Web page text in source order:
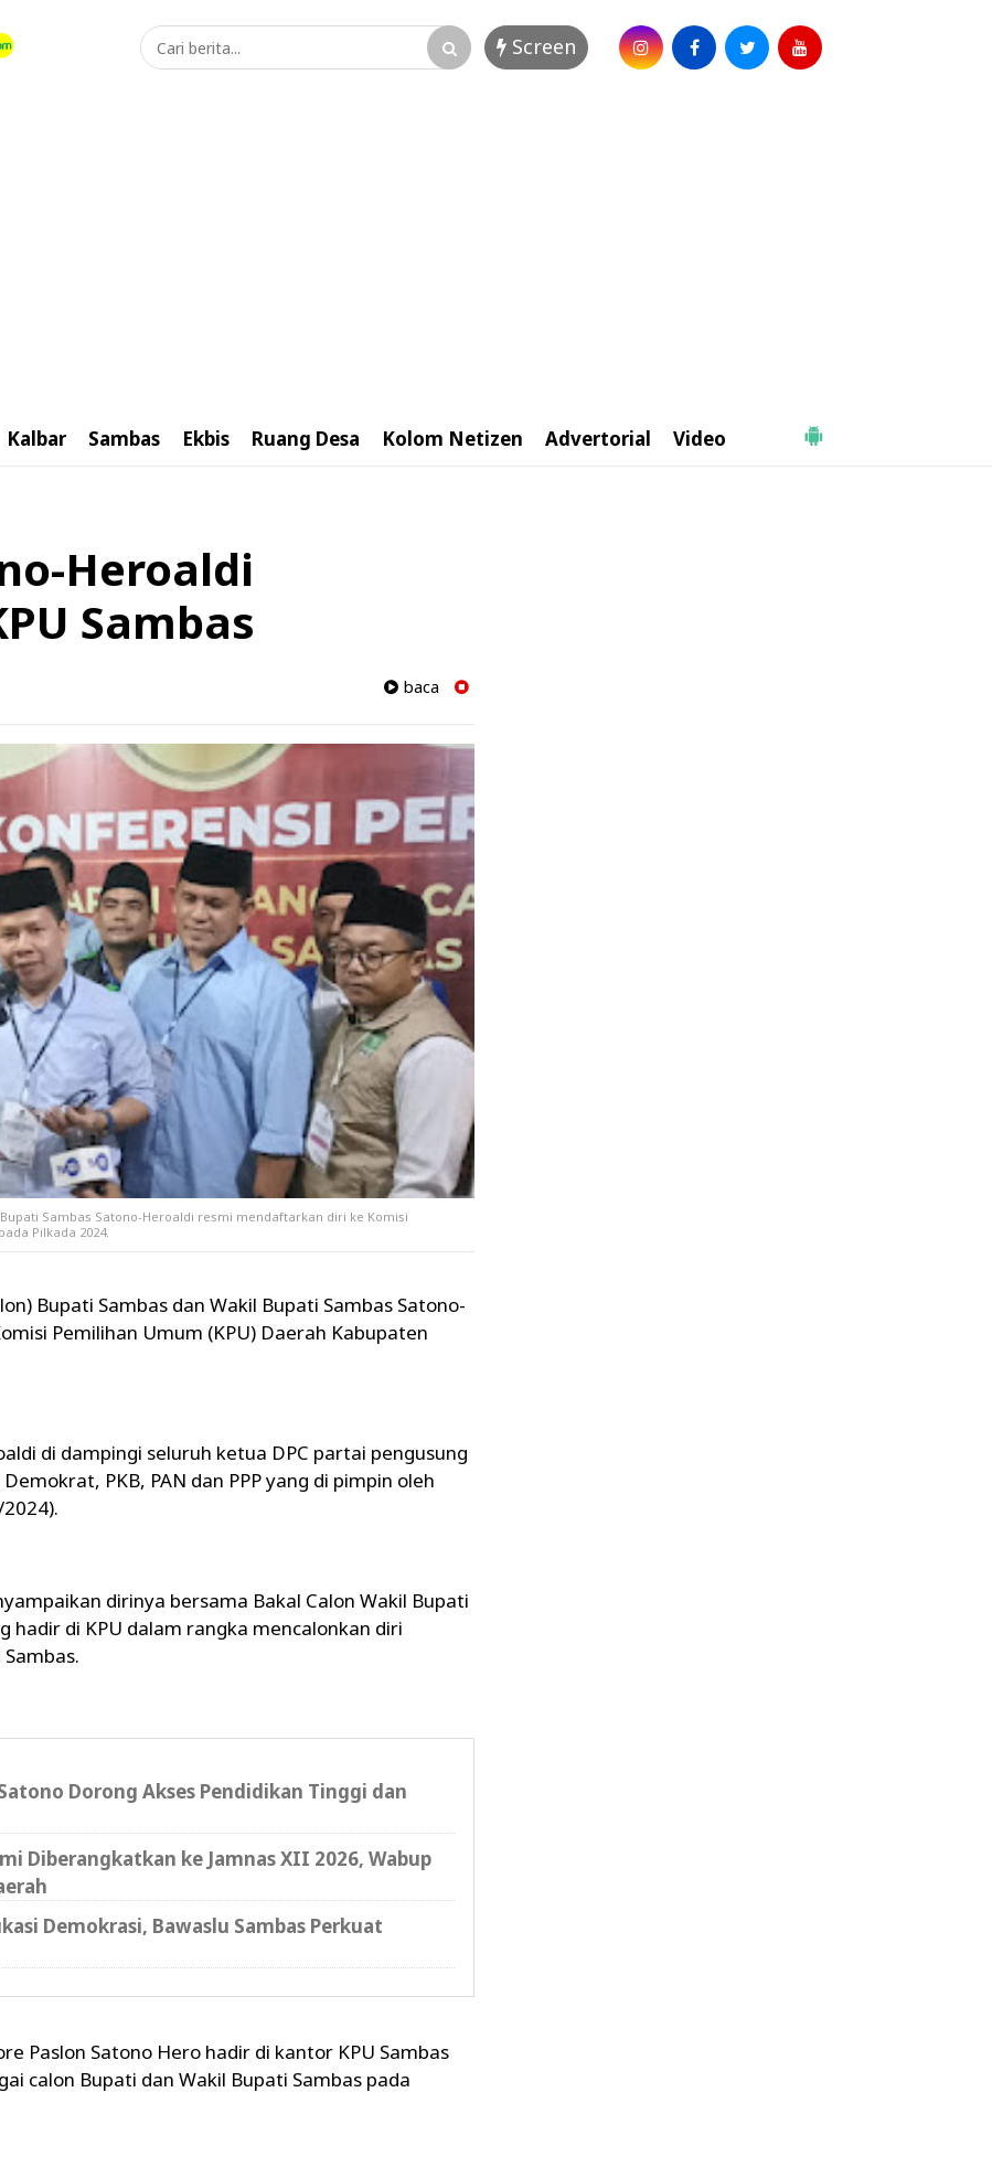
Screen
Kalbar Sambas Ekbis Ruang Desa Kolom Netizen Advertorial Video
Heroaldi
Sambas
baca
Sambas Satono-Heroaldi resmi mendaftarkan diri ke Komisi
Pilkada 2024.
Bupati Sambas dan Wakil Bupati Sambas Satono-
Pemilihan Umum (KPU) Daerah Kabupaten
di dampingi seluruh ketua DPC partai pengusung
PKB, PAN dan PPP yang di pimpin oleh
dirinya bersama Bakal Calon Wakil Bupati
hadir di KPU dalam rangka mencalonkan diri
Dorong Akses Pendidikan Tinggi dan
Diberangkatkan ke Jamnas XII 2026, Wabup
Demokrasi, Bawaslu Sambas Perkuat
Paslon Satono Hero hadir di kantor KPU Sambas
calon Bupati dan Wakil Bupati Sambas pada